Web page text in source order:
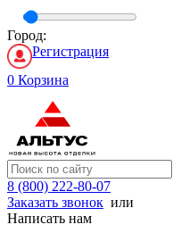
Город:
Регистрация
0 Корзина
8 (800) 222-80-07
Заказать звонок или
Написать нам